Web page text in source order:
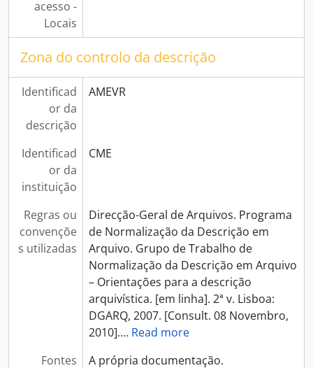
acesso -
Locais
Zona do controlo da descrição
Identificad
or da
descrição
AMEVR
Identificad
or da
instituição
CME
Regras ou
convençõe
s utilizadas
Direcção-Geral de Arquivos. Programa
de Normalização da Descrição em
Arquivo. Grupo de Trabalho de
Normalização da Descrição em Arquivo
– Orientações para a descrição
arquivística. [em linha]. 2ª v. Lisboa:
DGARQ, 2007. [Consult. 08 Novembro,
2010].… Read more
Fontes
A própria documentação.